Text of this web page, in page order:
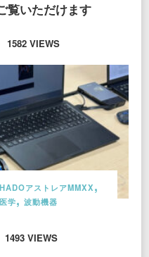
覧いただけます
1582 VIEWS
HADOアストレアMMXX
学 波動機器
1493 VIEWS